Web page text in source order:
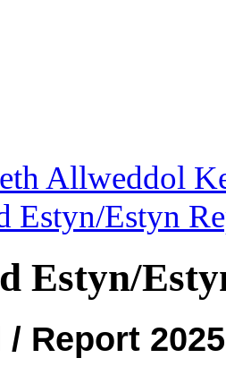
Allweddol
Estyn/Estyn
Estyn/
Report 2025